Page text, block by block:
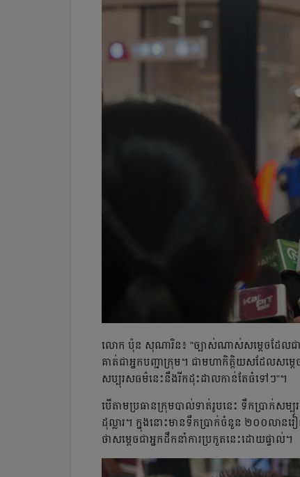
លោក ប៉ុន សុណារិន៖ "ច្បាស់​ណាស់​សម្ដេច​ដែល​ជ
គាត់​ជា​អ្នក​បញ្ជា​ក្រុម។ ជា​មហា​កិត្ដិយស​ដែល​សម្ដ
សប្បុរសធម៌​នេះ​នឹង​រីកដុះដាល​កាន់​តែ​ធំ​ទៅៗ"។
បើ​តាម​ប្រធាន​ក្រុម​បាល់ទាត់​រូប​នេះ ទឹក​ប្រាក់​ស
ដុល្លារ។ ក្នុង​នោះ​មាន​ទឹកប្រាក់​ចំនួន ២០០​លាន​រ
ថា​សម្ដេច​ជា​អ្នក​ដឹកនាំ​ការ​ប្រកួត​នេះ​ដោយ​ផ្ទាល់។